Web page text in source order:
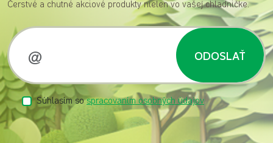
Čerstvé a chutné akciové produkty nielen vo vašej chladničke.
ODOSLAŤ
Súhlasím sospracovaním osobných údajov